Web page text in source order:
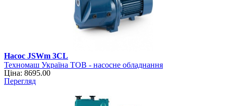
Насос JSWm 3CL
Техномаш Україна ТОВ - насосне обладнання
Ціна: 8695.00
Перегляд